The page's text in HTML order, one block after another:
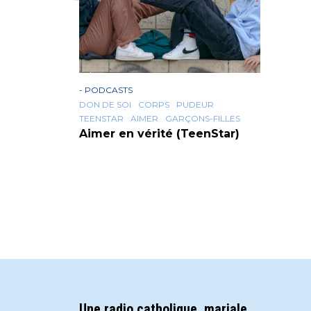
- PODCASTS
DON DE SOI
CORPS
PUDEUR
TEENSTAR
AIMER GARÇONS-FILLES
Aimer en vérité (TeenStar)